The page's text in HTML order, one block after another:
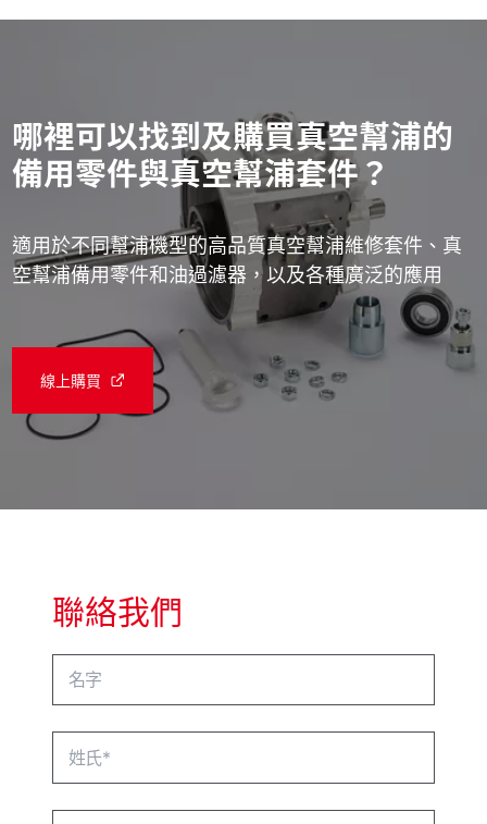
哪裡可以找到及購買真空幫浦的
備用零件與真空幫浦套件？
適用於不同幫浦機型的高品質真空幫浦維修套件、真
空幫浦備用零件和油過濾器，以及各種廣泛的應用
線上購買
聯絡我們